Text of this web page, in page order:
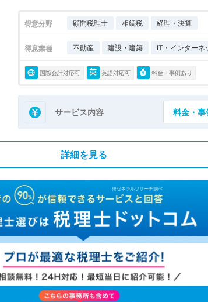
得意分野 顧問税理士 相続税 経理・決算
得意業種 不動産 建設・建築 IT・インターネ
国際会計対応可 英語対応可 料金・事例あり
サービス内容 料金・事
詳細を見る